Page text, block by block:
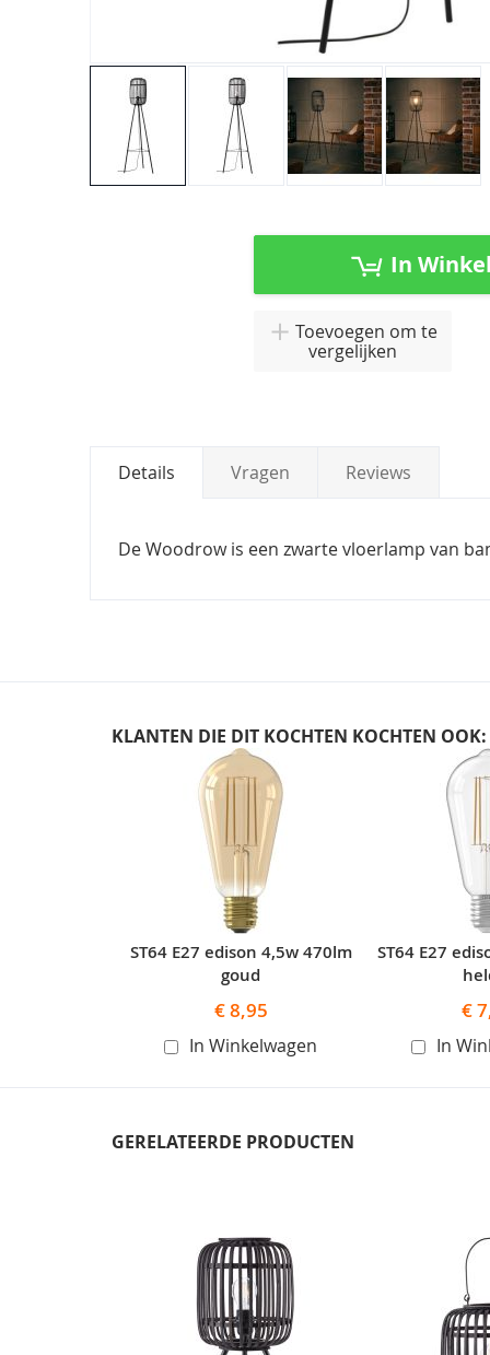
In
Toevoegen om te
vergelijken
Details Vragen Reviews
De Woodrow is een zwarte vloerlamp van
KLANTEN DIE DIT KOCHTEN KOCHTEN OOK:
ST64 E27 edison 4,5w 470lm
goud
€ 8,95
In Winkelwagen
ST64 E27
€
In
GERELATEERDE PRODUCTEN